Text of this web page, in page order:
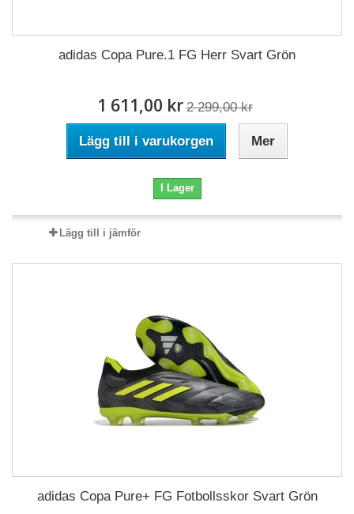
adidas Copa Pure.1 FG Herr Svart Grön
1 611,00 kr 2 299,00 kr
Lägg till i varukorgen Mer
I Lager
Lägg till i jämför
adidas Copa Pure+ FG Fotbollsskor Svart Grön